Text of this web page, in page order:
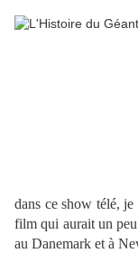
dans ce show télé,
film qui aurait un
au Danemark et à